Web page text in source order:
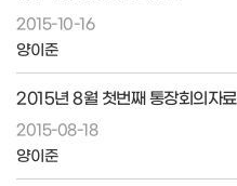
2015-10-16
양이준
2015년 8월 첫번째 통장회의자료
2015-08-18
양이준